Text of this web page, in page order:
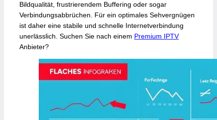
Bildqualität, frustrierendem Buffering oder sogar
Verbindungsabbrüchen. Für ein optimales Sehvergnügen
ist daher eine stabile und schnelle Internetverbindung
unerlässlich. Suchen Sie nach einem Premium IPTV
Anbieter?